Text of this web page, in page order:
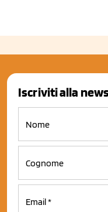
Iscriviti alla